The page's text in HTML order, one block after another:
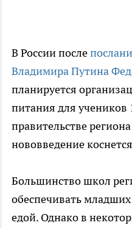
В России после
Владимира Путина
планируется
питания для учеников
правительстве
нововведение
Большинство школ
обеспечивать
едой. Однако в